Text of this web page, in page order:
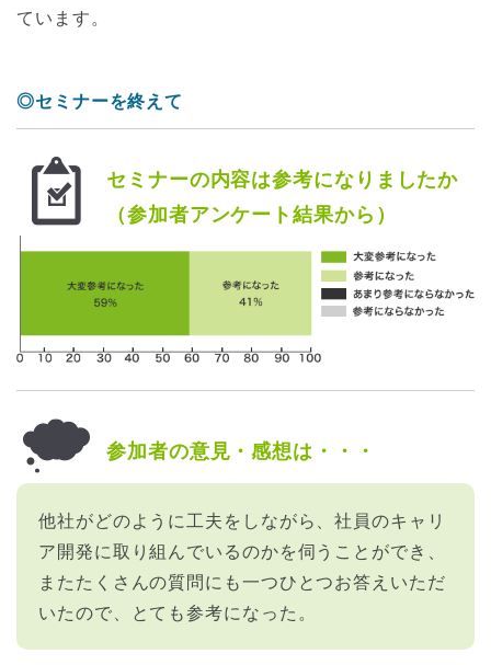
ています。
◎セミナーを終えて
セミナーの内容は参考になりましたか
（参加者アンケート結果から）
参加者の意見・感想は・・・
他社がどのように工夫をしながら、社員のキャリ
ア開発に取り組んでいるのかを伺うことができ、
またたくさんの質問にも一つひとつお答えいただ
いたので、とても参考になった。